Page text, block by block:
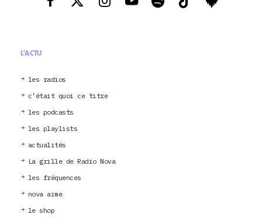
L'ACTU
les radios
c’était quoi ce titre
les podcasts
les playlists
actualités
La grille de Radio Nova
les fréquences
nova aime
le shop